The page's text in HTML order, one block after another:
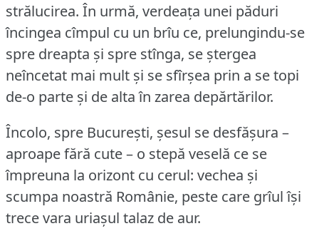
strălucirea. În urmă, verdeața unei păduri
încingea cîmpul cu un brîu ce, prelungindu-se
spre dreapta și spre stînga, se ștergea
neîncetat mai mult și se sfîrșea prin a se topi
de-o parte și de alta în zarea depărtărilor.
Încolo, spre București, șesul se desfășura –
aproape fără cute – o stepă veselă ce se
împreuna la orizont cu cerul: vechea și
scumpa noastră Românie, peste care grîul își
trece vara uriașul talaz de aur.